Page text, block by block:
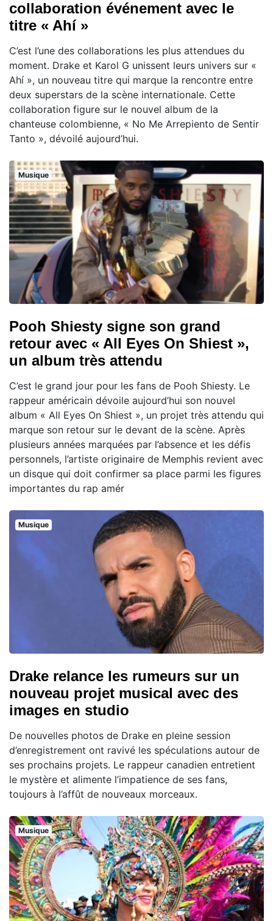
collaboration événement avec le
titre « Ahí »
C’est l’une des collaborations les plus attendues du
moment. Drake et Karol G unissent leurs univers sur «
Ahí », un nouveau titre qui marque la rencontre entre
deux superstars de la scène internationale. Cette
collaboration figure sur le nouvel album de la
chanteuse colombienne, « No Me Arrepiento de Sentir
Tanto », dévoilé aujourd’hui.
Musique
Pooh Shiesty signe son grand
retour avec « All Eyes On Shiest »,
un album très attendu
C’est le grand jour pour les fans de Pooh Shiesty. Le
rappeur américain dévoile aujourd’hui son nouvel
album « All Eyes On Shiest », un projet très attendu qui
marque son retour sur le devant de la scène. Après
plusieurs années marquées par l’absence et les défis
personnels, l’artiste originaire de Memphis revient avec
un disque qui doit confirmer sa place parmi les figures
importantes du rap amér
Musique
Drake relance les rumeurs sur un
nouveau projet musical avec des
images en studio
De nouvelles photos de Drake en pleine session
d’enregistrement ont ravivé les spéculations autour de
ses prochains projets. Le rappeur canadien entretient
le mystère et alimente l’impatience de ses fans,
toujours à l’affût de nouveaux morceaux.
Musique